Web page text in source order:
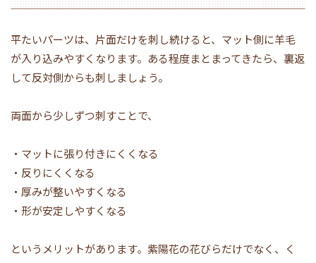
平たいパーツは、片面だけを刺し続けると、マット側に羊毛
が入り込みやすくなります。ある程度まとまってきたら、裏返
して反対側からも刺しましょう。
両面から少しずつ刺すことで、
・マットに張り付きにくくなる
・反りにくくなる
・厚みが整いやすくなる
・形が安定しやすくなる
というメリットがあります。紫陽花の花びらだけでなく、く